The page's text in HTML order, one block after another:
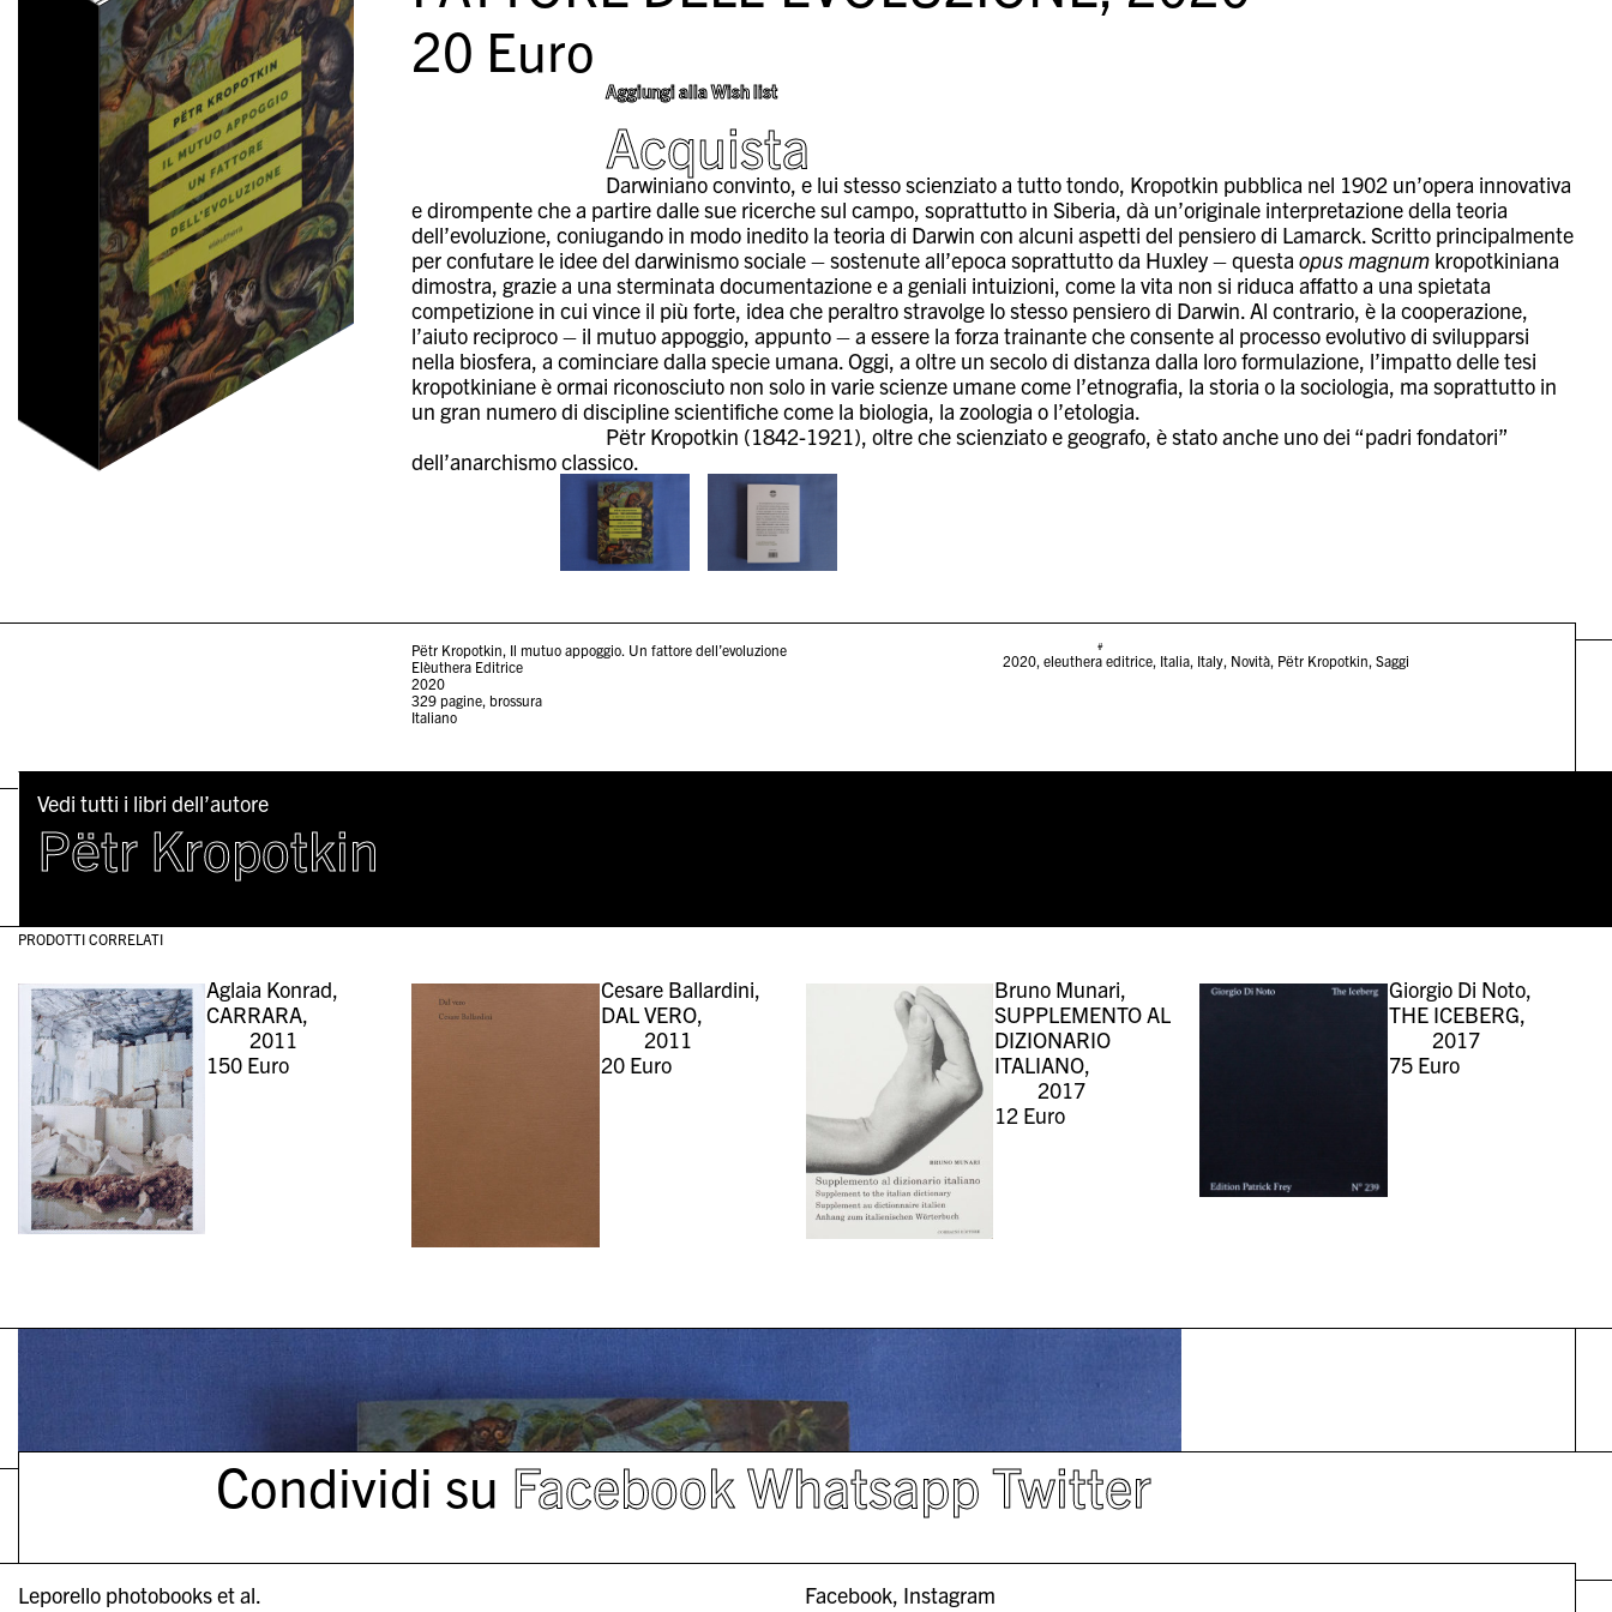
20 Euro
Aggiungi alla Wish list
Acquista
Darwiniano convinto, e lui stesso scienziato a tutto tondo, Kropotkin pubblica nel 1902 un’opera innovativa
e dirompente che a partire dalle sue ricerche sul campo, soprattutto in Siberia, dà un’originale interpretazione della teoria
dell’evoluzione, coniugando in modo inedito la teoria di Darwin con alcuni aspetti del pensiero di Lamarck. Scritto principalmente
per confutare le idee del darwinismo sociale – sostenute all’epoca soprattutto da Huxley – questaopus magnum kropotkiniana
dimostra, grazie a una sterminata documentazione e a geniali intuizioni, come la vita non si riduca affatto a una spietata
competizione in cui vince il più forte, idea che peraltro stravolge lo stesso pensiero di Darwin. Al contrario, è la cooperazione,
l’aiuto reciproco – il mutuo appoggio, appunto – a essere la forza trainante che consente al processo evolutivo di svilupparsi
nella biosfera, a cominciare dalla specie umana. Oggi, a oltre un secolo di distanza dalla loro formulazione, l’impatto delle tesi
kropotkiniane è ormai riconosciuto non solo in varie scienze umane come l’etnografia, la storia o la sociologia, ma soprattutto in
un gran numero di discipline scientifiche come la biologia, la zoologia o l’etologia.
Pëtr Kropotkin (1842-1921), oltre che scienziato e geografo, è stato anche uno dei “padri fondatori”
dell’anarchismo classico.
Pëtr Kropotkin, Il mutuo appoggio. Un fattore dell’evoluzione
Elèuthera Editrice
2020
329 pagine, brossura
Italiano
#
2020, eleuthera editrice, Italia, Italy, Novità, Pëtr Kropotkin Saggi
Vedi tutti i libri dell’autore
Pëtr Kropotkin
PRODOTTI CORRELATI
Aglaia Konrad,
CARRARA,
2011
150 Euro
Cesare Ballardini,
DAL VERO,
2011
20Euro
Bruno Munari,
SUPPLEMENTO AL
DIZIONARIO
ITALIANO,
2017
12 Euro
Giorgio Di Noto,
THE ICEBERG,
2017
75Euro
Condividi su FacebookWhatsappTwitter
Facebook Instagram
Leporello photobooks et al.